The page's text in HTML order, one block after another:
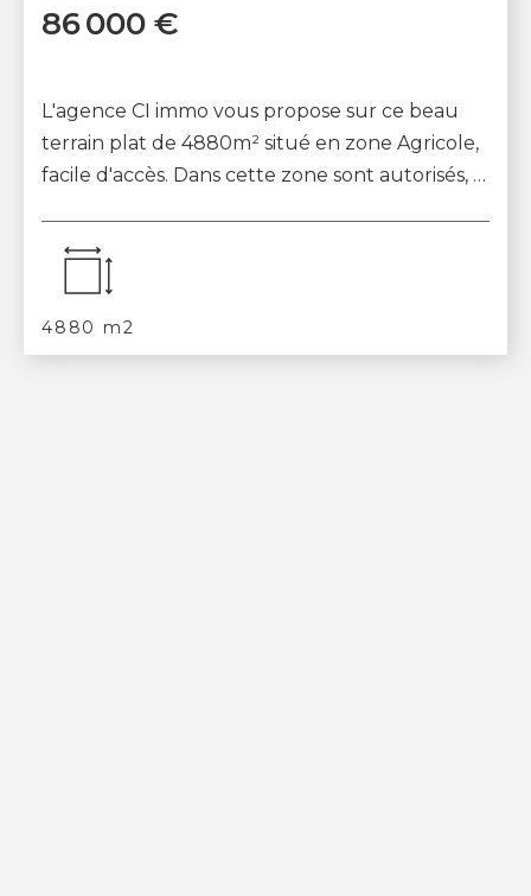
86 000 €
L'agence CI immo vous propose sur ce beau
terrain plat de 4880m² situé en zone Agricole,
facile d'accès. Dans cette zone sont autorisés, à
4880 m2